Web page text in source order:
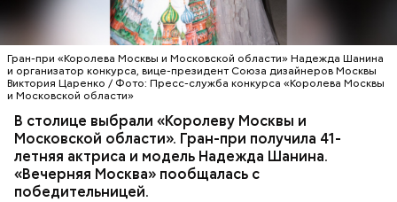
Гран-при «Королева Москвы и Московской области» Надежда Шанина
и организатор конкурса, вице-президент Союза дизайнеров Москвы
Виктория Царенко / Фото: Пресс-служба конкурса «Королева Москвы
и Московской области»
В столице выбрали «Королеву Москвы и
Московской области». Гран-при получила 41-
летняя актриса и модель Надежда Шанина.
«Вечерняя Москва» пообщалась с
победительницей.
той, на которой им придется потом работать.